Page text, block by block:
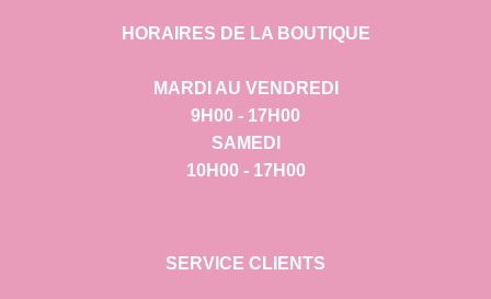
HORAIRES DE LA BOUTIQUE
MARDI AU VENDREDI
9H00 - 17H00
SAMEDI
10H00 - 17H00
SERVICE CLIENTS